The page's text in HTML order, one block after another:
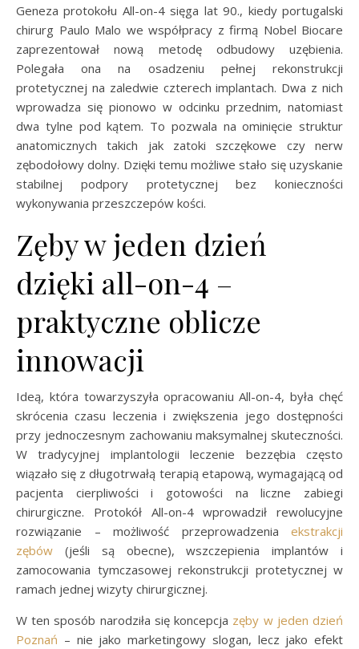
Geneza protokołu All-on-4 sięga lat 90., kiedy portugalski
chirurg Paulo Malo we współpracy z firmą Nobel Biocare
zaprezentował nową metodę odbudowy uzębienia.
Polegała ona na osadzeniu pełnej rekonstrukcji
protetycznej na zaledwie czterech implantach. Dwa z nich
wprowadza się pionowo w odcinku przednim, natomiast
dwa tylne pod kątem. To pozwala na ominięcie struktur
anatomicznych takich jak zatoki szczękowe czy nerw
zębodołowy dolny. Dzięki temu możliwe stało się uzyskanie
stabilnej podpory protetycznej bez konieczności
wykonywania przeszczepów kości.
Zęby w jeden dzień
dzięki all-on-4 –
praktyczne oblicze
innowacji
Ideą, która towarzyszyła opracowaniu All-on-4, była chęć
skrócenia czasu leczenia i zwiększenia jego dostępności
przy jednoczesnym zachowaniu maksymalnej skuteczności.
W tradycyjnej implantologii leczenie bezzębia często
wiązało się z długotrwałą terapią etapową, wymagającą od
pacjenta cierpliwości i gotowości na liczne zabiegi
chirurgiczne. Protokół All-on-4 wprowadził rewolucyjne
rozwiązanie – możliwość przeprowadzenia ekstrakcji
zębów (jeśli są obecne), wszczepienia implantów i
zamocowania tymczasowej rekonstrukcji protetycznej w
ramach jednej wizyty chirurgicznej.
W ten sposób narodziła się koncepcja zęby w jeden dzień
Poznań – nie jako marketingowy slogan, lecz jako efekt